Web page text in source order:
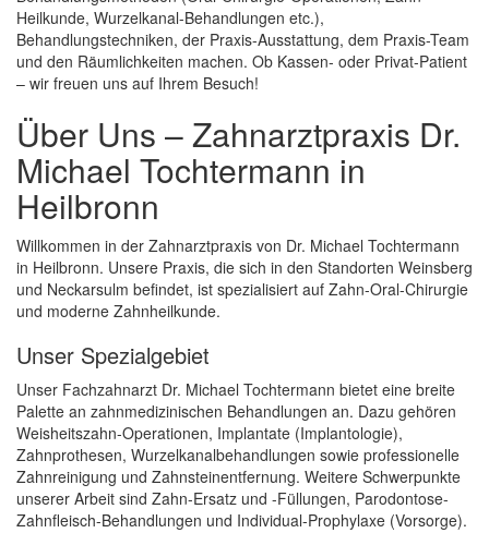
Heilkunde, Wurzelkanal-Behandlungen etc.),
Behandlungstechniken, der Praxis-Ausstattung, dem Praxis-Team
und den Räumlichkeiten machen. Ob Kassen- oder Privat-Patient
– wir freuen uns auf Ihrem Besuch!
Über Uns – Zahnarztpraxis Dr.
Michael Tochtermann in
Heilbronn
Willkommen in der Zahnarztpraxis von Dr. Michael Tochtermann
in Heilbronn. Unsere Praxis, die sich in den Standorten Weinsberg
und Neckarsulm befindet, ist spezialisiert auf Zahn-Oral-Chirurgie
und moderne Zahnheilkunde.
Unser Spezialgebiet
Unser Fachzahnarzt Dr. Michael Tochtermann bietet eine breite
Palette an zahnmedizinischen Behandlungen an. Dazu gehören
Weisheitszahn-Operationen, Implantate (Implantologie),
Zahnprothesen, Wurzelkanalbehandlungen sowie professionelle
Zahnreinigung und Zahnsteinentfernung. Weitere Schwerpunkte
unserer Arbeit sind Zahn-Ersatz und -Füllungen, Parodontose-
Zahnfleisch-Behandlungen und Individual-Prophylaxe (Vorsorge).